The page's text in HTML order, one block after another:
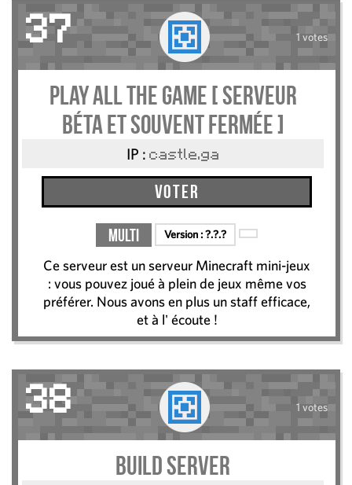
37 1 votes
Play All The Game [ Serveur
Béta et souvent fermée ]
IP : castle.ga
Voter
Multi Version :?.?.?
Ce serveur est un serveur Minecraft mini-jeux
: vous pouvez joué à plein de jeux même vos
préférer. Nous avons en plus un staff efficace,
et à l' écoute !
38 1 votes
Build server